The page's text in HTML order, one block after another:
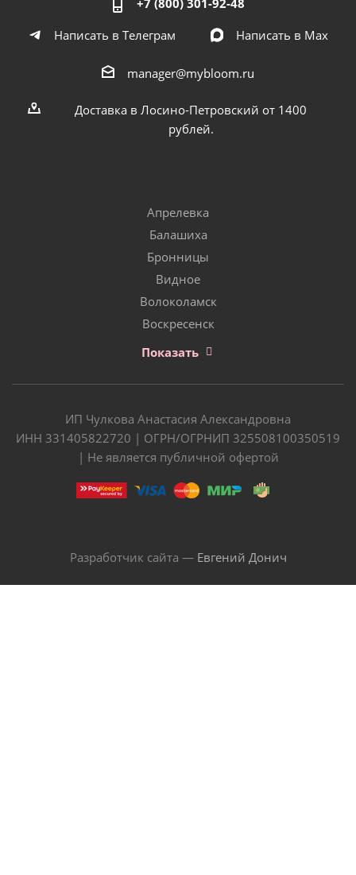
Написать в Телеграм
Написать в Мах
manager@mybloom.ru
Доставка в Лосино-Петровский от 1400
рублей.
Апрелевка
Балашиха
Бронницы
Видное
Волоколамск
Воскресенск
Показать
ИП Чулкова Анастасия Александровна
ИНН 331405822720 | ОГРН/ОГРНИП 325508100350519
| Не является публичной офертой
Разработчик сайта — Евгений Донич